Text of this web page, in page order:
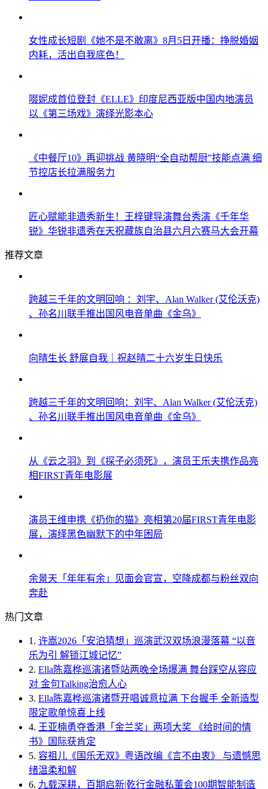
女性成长短剧《她不是不敢离》8月5日开播：挣脱婚姻
内耗，活出自我底色！
啜妮成首位登封《ELLE》印度尼西亚版中国内地演员
以《第三场戏》演绎光影本心
《中餐厅10》再迎挑战 黄晓明“全自动帮厨”技能点满 细
节控店长拉满服务力
匠心赋能非遗秀新生！王梓键导演舞台秀演《千年华
锐》华锐非遗秀在天祝藏族自治县六月六赛马大会开幕
推荐文章
跨越三千年的文明回响 ：刘宇、Alan Walker (艾伦沃克)
、孙名川联手推出国风电音单曲《金乌》
向晴生长 舒展自我｜祝赵晴二十六岁生日快乐
跨越三千年的文明回响：刘宇、Alan Walker (艾伦沃克)
、孙名川联手推出国风电音单曲《金乌》
从《云之羽》到《探子必须死》，演员王乐夫携作品亮
相FIRST青年电影展
演员王维申携《扔你的猫》亮相第20届FIRST青年电影
展，演绎黑色幽默下的中年困局
余景天「年年有余」见面会官宣，空降成都与粉丝双向
奔赴
热门文章
1. 许嵩2026「安泊猜想」巡演武汉双场浪漫落幕 “以音
乐为引 解锁江城记忆”
2. Ella陈嘉桦巡演诸暨站两晚全场爆满 舞台踩空从容应
对 金句Talking治愈人心
3. Ella陈嘉桦巡演诸暨开唱诚意拉满 下台握手 全新造型
限定歌单惊喜上线
4. 王亚楠勇夺香港「金兰奖」两项大奖 《给时间的情
书》国际获肯定
5. 容祖儿《国乐无双》粤语改编《言不由衷》 与遗憾思
绪温柔和解
6. 九载深耕，百期启新|乾行金融私董会100期智能制造